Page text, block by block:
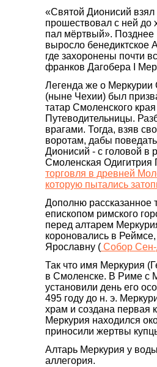
«Cвятой Дионисий взял
прошествовал с ней до
пал мёртвый». Позднее
выросло бенедиктское
где захоронены почти
франков Дагобера I
Легенда же о Меркурии
(ныне Чехии) был
татар Смоленского
Путеводительницы.
врагами. Тогда, взяв
воротам, дабы
Дионисий - с головой в
Смоленская Одигитрия
торговля в древней
которую пытались
Дополню
епископом римского
перед алтарем
короновались в
Ярославну ( Собор
Так что имя Меркурия
в Смоленске. В Риме с
установили день его
495 году до н. э.
храм и создана первая
Меркурия находился
приносили жертвы
Алтарь Меркурия у
аллегория.